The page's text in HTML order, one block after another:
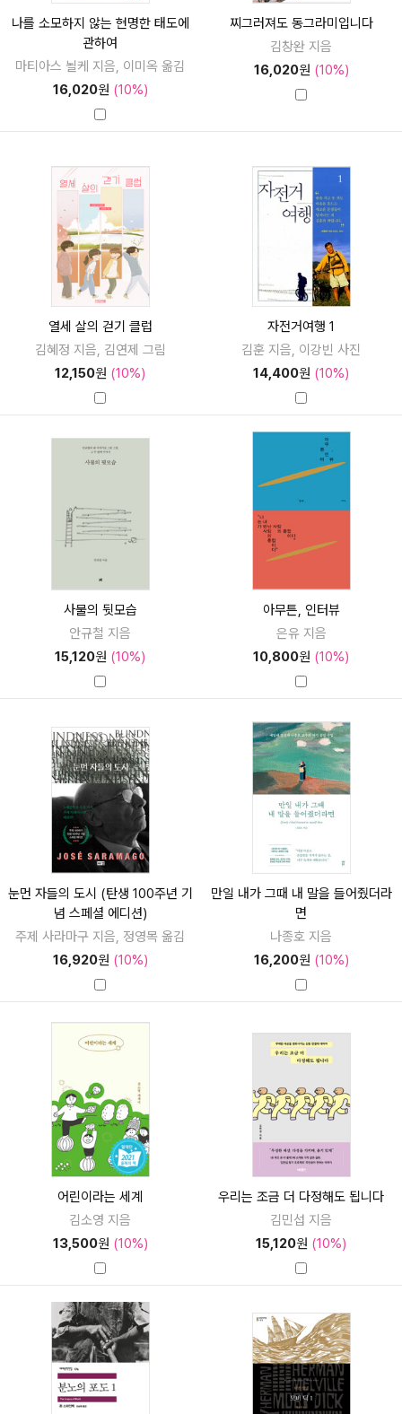
나를 소모하지 않는 현명한 태도에
관하여
마티아스 뇔케 지음, 이미옥 옮김
16,020원 (10%)
찌그러져도 동그라미입니다
김창완 지음
16,020원 (10%)
열세 살의 걷기 클럽
김혜정 지음, 김연제 그림
12,150원 (10%)
자전거여행 1
김훈 지음, 이강빈 사진
14,400원 (10%)
사물의 뒷모습
안규철 지음
15,120원 (10%)
아무튼, 인터뷰
은유 지음
10,800원 (10%)
눈먼 자들의 도시 (탄생 100주년 기
념 스페셜 에디션)
주제 사라마구 지음, 정영목 옮김
16,920원 (10%)
만일 내가 그때 내 말을 들어줬더라
면
나종호 지음
16,200원 (10%)
어린이라는 세계
김소영 지음
13,500원 (10%)
우리는 조금 더 다정해도 됩니다
김민섭 지음
15,120원 (10%)